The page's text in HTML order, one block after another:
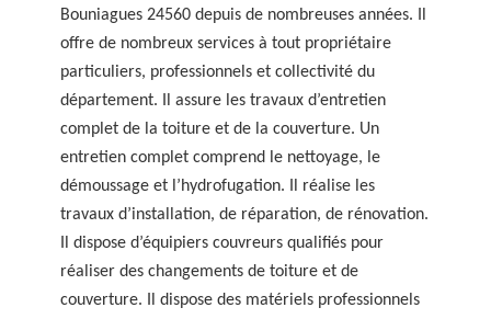
Bouniagues 24560 depuis de nombreuses années. Il
offre de nombreux services à tout propriétaire
particuliers, professionnels et collectivité du
département. Il assure les travaux d’entretien
complet de la toiture et de la couverture. Un
entretien complet comprend le nettoyage, le
démoussage et l’hydrofugation. Il réalise les
travaux d’installation, de réparation, de rénovation.
Il dispose d’équipiers couvreurs qualifiés pour
réaliser des changements de toiture et de
couverture. Il dispose des matériels professionnels